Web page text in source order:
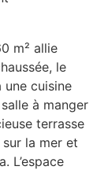
m² allie
le
cuisine
à manger
terrasse
la mer et
L’espace